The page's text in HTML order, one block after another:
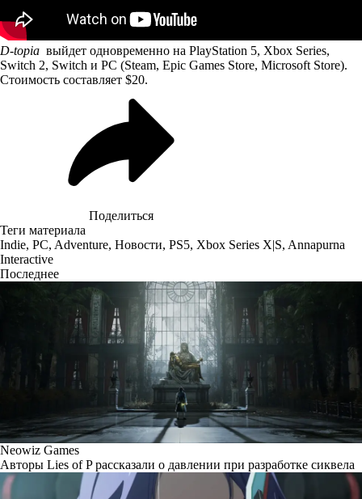
D-topia выйдет одновременно на PlayStation 5, Xbox Series,
Switch 2, Switch и PC (Steam, Epic Games Store, Microsoft Store).
Стоимость составляет $20.
Поделиться
Теги материала
Indie, PC, Adventure, Новости, PS5, Xbox Series X|S, Annapurna
Interactive
Последнее
Neowiz Games
Авторы Lies of P рассказали о давлении при разработке сиквела